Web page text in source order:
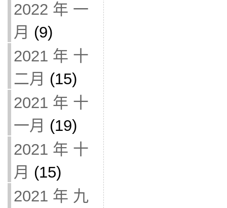
2022 年 一
月 (9)
2021 年 十
二月 (15)
2021 年 十
一月 (19)
2021 年 十
月 (15)
2021 年 九